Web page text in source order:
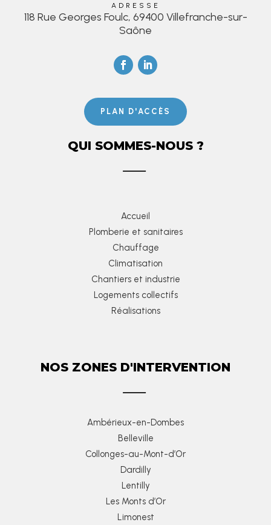
ADRESSE
118 Rue Georges Foulc, 69400 Villefranche-sur-
Saône
PLAN D'ACCÈS
QUI SOMMES-NOUS ?
Accueil
Plomberie et sanitaires
Chauffage
Climatisation
Chantiers et industrie
Logements collectifs
Réalisations
NOS ZONES D'INTERVENTION
Ambérieux-en-Dombes
Belleville
Collonges-au-Mont-d’Or
Dardilly
Lentilly
Les Monts d’Or
Limonest